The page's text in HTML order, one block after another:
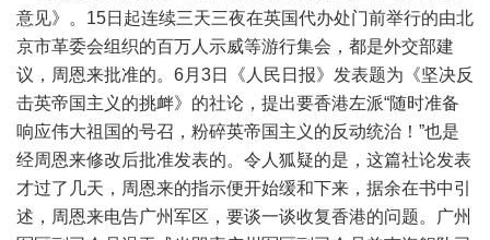
意见》。15日起连续三天三夜在英国代办处门前举行的由北
京市革委会组织的百万人示威等游行集会，都是外交部建
议，周恩来批准的。6月3日《人民日报》发表题为《坚决反
击英帝国主义的挑衅》的社论，提出要香港左派“随时准备
响应伟大祖国的号召，粉碎英帝国主义的反动统治！”也是
经周恩来修改后批准发表的。令人狐疑的是，这篇社论发表
才过了几天，周恩来的指示便开始缓和下来，据余在书中引
述，周恩来电告广州军区，要谈一谈收复香港的问题。广州